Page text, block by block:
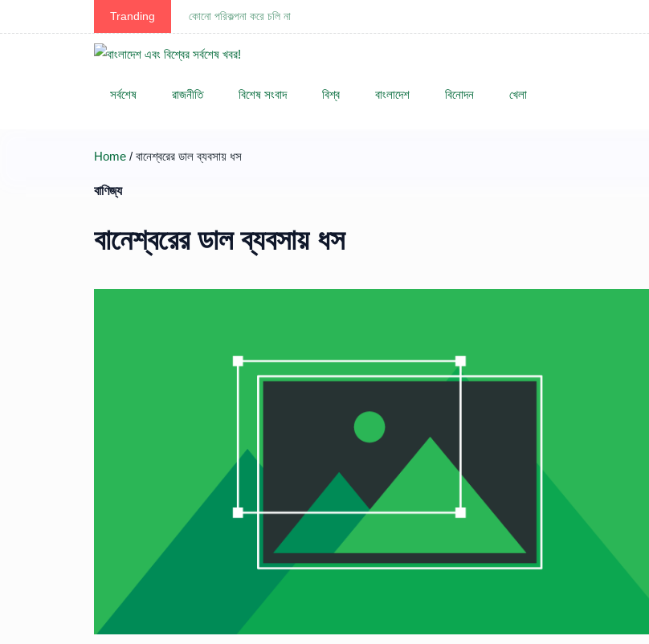
Tranding কোনো পরিকল্পনা করে চলি না
সর্বশেষ রাজনীতি বিশেষ সংবাদ বিশ্ব বাংলাদেশ বিনোদন খেলা
Home / বানেশ্বরের ডাল ব্যবসায় ধস
বাণিজ্য
বানেশ্বরের ডাল ব্যবসায় ধস